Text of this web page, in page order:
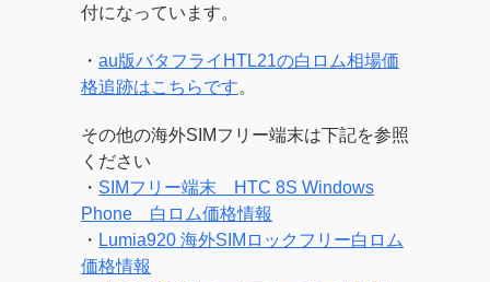
付になっています。
・ au版バタフライHTL21の白ロム相場価
格追跡はこちらです。
その他の海外SIMフリー端末は下記を参照
ください
・ SIMフリー端末 HTC 8S Windows
Phone 白ロム価格情報
・ Lumia920 海外SIMロックフリー白ロム
価格情報